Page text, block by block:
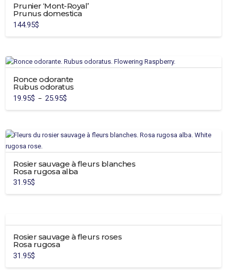
du
produit
Prunier ‘Mont-Royal’
Prunus domestica
144.95$
Ronce odorante
Rubus odoratus
19.95$ – 25.95$
prix :
variations.
Les
options
peuvent
être
page
du
Rosier sauvage à fleurs blanches
Rosa rugosa alba
31.95$
Rosier sauvage à fleurs roses
Rosa rugosa
31.95$